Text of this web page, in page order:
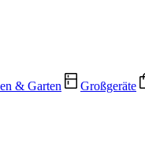
& Garten Großgeräte